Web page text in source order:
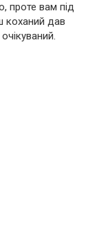
проте вам під
коханий дав